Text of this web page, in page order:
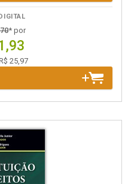
* por
25,97